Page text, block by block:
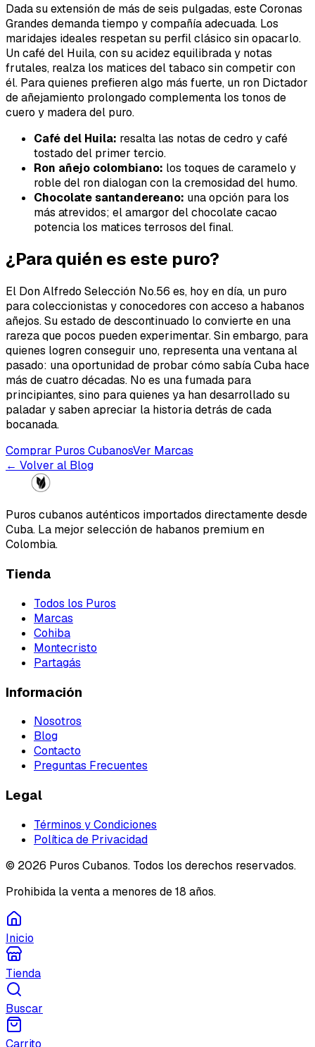
Dada su extensión de más de seis pulgadas, este Coronas
Grandes demanda tiempo y compañía adecuada. Los
maridajes ideales respetan su perfil clásico sin opacarlo.
Un café del Huila, con su acidez equilibrada y notas
frutales, realza los matices del tabaco sin competir con
él. Para quienes prefieren algo más fuerte, un ron Dictador
de añejamiento prolongado complementa los tonos de
cuero y madera del puro.
Café del Huila: resalta las notas de cedro y café
tostado del primer tercio.
Ron añejo colombiano: los toques de caramelo y
roble del ron dialogan con la cremosidad del humo.
Chocolate santandereano: una opción para los
más atrevidos; el amargor del chocolate cacao
potencia los matices terrosos del final.
¿Para quién es este puro?
El Don Alfredo Selección No.56 es, hoy en día, un puro
para coleccionistas y conocedores con acceso a habanos
añejos. Su estado de descontinuado lo convierte en una
rareza que pocos pueden experimentar. Sin embargo, para
quienes logren conseguir uno, representa una ventana al
pasado: una oportunidad de probar cómo sabía Cuba hace
más de cuatro décadas. No es una fumada para
principiantes, sino para quienes ya han desarrollado su
paladar y saben apreciar la historia detrás de cada
bocanada.
Comprar Puros CubanosVer Marcas
← Volver al Blog
Puros cubanos auténticos importados directamente desde
Cuba. La mejor selección de habanos premium en
Colombia.
Tienda
Todos los Puros
Marcas
Cohiba
Montecristo
Partagás
Información
Nosotros
Blog
Contacto
Preguntas Frecuentes
Legal
Términos y Condiciones
Política de Privacidad
© 2026 Puros Cubanos. Todos los derechos reservados.
Prohibida la venta a menores de 18 años.
Inicio
Tienda
Buscar
Carrito